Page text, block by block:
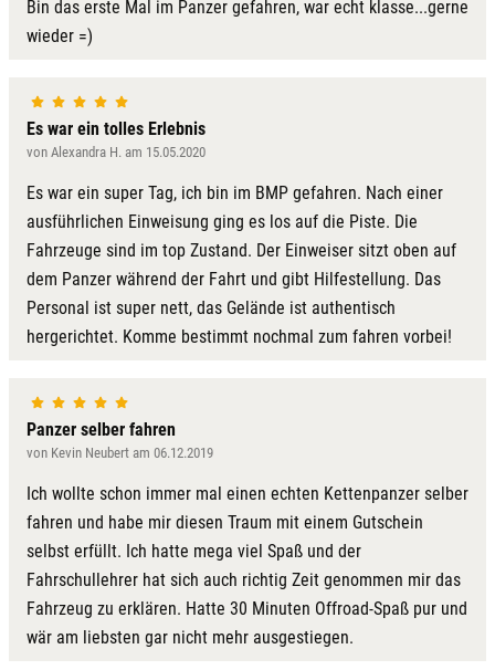
Bin das erste Mal im Panzer gefahren, war echt klasse...gerne
wieder =)
Es war ein tolles Erlebnis
von Alexandra H. am 15.05.2020
Es war ein super Tag, ich bin im BMP gefahren. Nach einer
ausführlichen Einweisung ging es los auf die Piste. Die
Fahrzeuge sind im top Zustand. Der Einweiser sitzt oben auf
dem Panzer während der Fahrt und gibt Hilfestellung. Das
Personal ist super nett, das Gelände ist authentisch
hergerichtet. Komme bestimmt nochmal zum fahren vorbei!
Panzer selber fahren
von Kevin Neubert am 06.12.2019
Ich wollte schon immer mal einen echten Kettenpanzer selber
fahren und habe mir diesen Traum mit einem Gutschein
selbst erfüllt. Ich hatte mega viel Spaß und der
Fahrschullehrer hat sich auch richtig Zeit genommen mir das
Fahrzeug zu erklären. Hatte 30 Minuten Offroad-Spaß pur und
wär am liebsten gar nicht mehr ausgestiegen.